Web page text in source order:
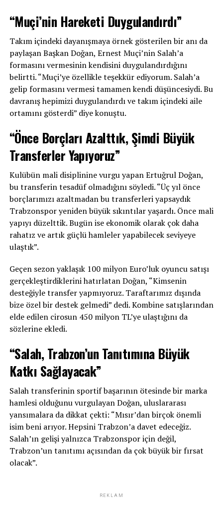
“Muçi’nin Hareketi Duygulandırdı”
Takım içindeki dayanışmaya örnek gösterilen bir anı da
paylaşan Başkan Doğan, Ernest Muçi’nin Salah’a
formasını vermesinin kendisini duygulandırdığını
belirtti. “Muçi’ye özellikle teşekkür ediyorum. Salah’a
gelip formasını vermesi tamamen kendi düşüncesiydi. Bu
davranış hepimizi duygulandırdı ve takım içindeki aile
ortamını gösterdi” diye konuştu.
“Önce Borçları Azalttık, Şimdi Büyük
Transferler Yapıyoruz”
Kulübün mali disiplinine vurgu yapan Ertuğrul Doğan,
bu transferin tesadüf olmadığını söyledi. “Üç yıl önce
borçlarımızı azaltmadan bu transferleri yapsaydık
Trabzonspor yeniden büyük sıkıntılar yaşardı. Önce mali
yapıyı düzelttik. Bugün ise ekonomik olarak çok daha
rahatız ve artık güçlü hamleler yapabilecek seviyeye
ulaştık”.
Geçen sezon yaklaşık 100 milyon Euro’luk oyuncu satışı
gerçekleştirdiklerini hatırlatan Doğan, “Kimsenin
desteğiyle transfer yapmıyoruz. Taraftarımız dışında
bize özel bir destek gelmedi” dedi. Kombine satışlarından
elde edilen cirosun 450 milyon TL’ye ulaştığını da
sözlerine ekledi.
“Salah, Trabzon’un Tanıtımına Büyük
Katkı Sağlayacak”
Salah transferinin sportif başarının ötesinde bir marka
hamlesi olduğunu vurgulayan Doğan, uluslararası
yansımalara da dikkat çekti: “Mısır’dan birçok önemli
isim beni arıyor. Hepsini Trabzon’a davet edeceğiz.
Salah’ın gelişi yalnızca Trabzonspor için değil,
Trabzon’un tanıtımı açısından da çok büyük bir fırsat
olacak”.
REKLAM